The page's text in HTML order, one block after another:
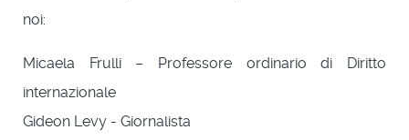
noi:
Micaela Frulli – Professore ordinario di Diritto
internazionale
Gideon Levy - Giornalista